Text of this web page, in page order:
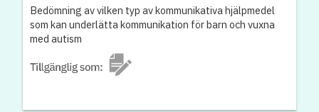
Bedömning av vilken typ av kommunikativa hjälpmedel
som kan underlätta kommunikation för barn och vuxna
med autism